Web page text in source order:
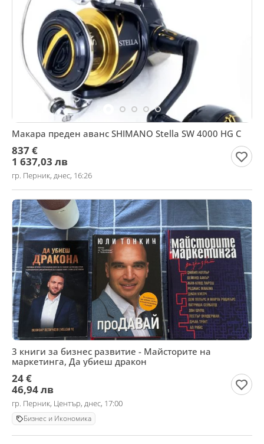
Макара преден аванс SHIMANO Stella SW 4000 HG C
837 €
1 637,03 лв
гр. Перник, днес, 16:26
3 книги за бизнес развитие - Майсторите на
маркетинга, Да убиеш дракон
24 €
46,94 лв
гр. Перник, Център, днес, 17:00
Бизнес и Икономика